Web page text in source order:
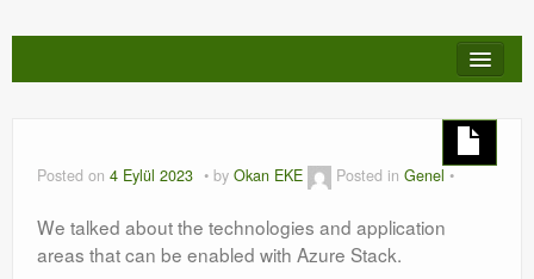
Windows Server Family
Posted on 4 Eylül 2023 by Okan EKE Posted in Genel
We talked about the technologies and application
areas that can be enabled with Azure Stack.